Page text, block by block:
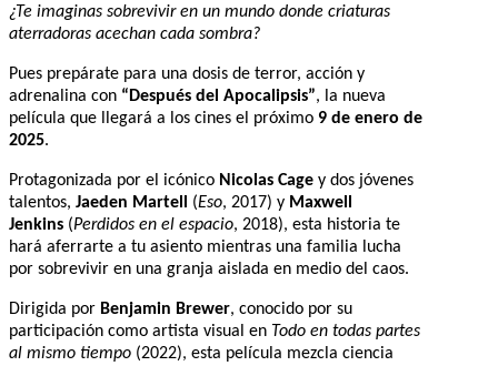
¿Te imaginas sobrevivir en un mundo donde criaturas
aterradoras acechan cada sombra?
Pues prepárate para una dosis de terror, acción y
adrenalina con “Después del Apocalipsis”, la nueva
película que llegará a los cines el próximo 9 de enero de
2025.
Protagonizada por el icónico Nicolas Cage y dos jóvenes
talentos, Jaeden Martell (Eso, 2017) y Maxwell
Jenkins (Perdidos en el espacio, 2018), esta historia te
hará aferrarte a tu asiento mientras una familia lucha
por sobrevivir en una granja aislada en medio del caos.
Dirigida por Benjamin Brewer, conocido por su
participación como artista visual en Todo en todas partes
al mismo tiempo (2022), esta película mezcla ciencia